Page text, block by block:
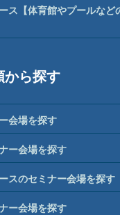
ス【体育館やプールなど
から探す
会場を探す
ー会場を探す
スのセミナー会場を探す
ー会場を探す